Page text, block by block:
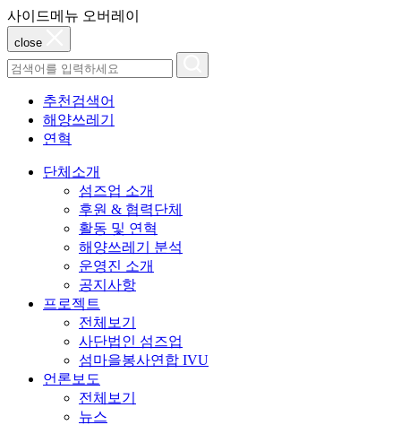
사이드메뉴 오버레이
close
추천검색어
해양쓰레기
연혁
단체소개
섬즈업 소개
후원 & 협력단체
활동 및 연혁
해양쓰레기 분석
운영진 소개
공지사항
프로젝트
전체보기
사단법인 섬즈업
섬마을봉사연합 IVU
언론보도
전체보기
뉴스